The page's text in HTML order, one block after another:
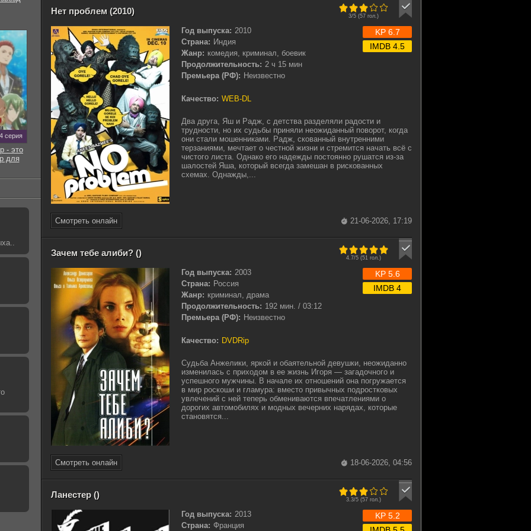
Нет проблем (2010)
3/5 (57 гол.)
Год выпуска: 2010
Страна: Индия
Жанр: комедия, криминал, боевик
Продолжительность: 2 ч 15 мин
Премьера (РФ): Неизвестно
Качество: WEB-DL
KP 6.7
IMDB 4.5
Два друга, Яш и Радж, с детства разделяли радости и
трудности, но их судьбы приняли неожиданный поворот, когда
они стали мошенниками. Радж, скованный внутренними
терзаниями, мечтает о честной жизни и стремится начать всё с
чистого листа. Однако его надежды постоянно рушатся из-за
шалостей Яша, который всегда замешан в рискованных
схемах. Однажды,...
Смотреть онлайн 21-06-2026, 17:19
Зачем тебе алиби? ()
4.7/5 (51 гол.)
Год выпуска: 2003
Страна: Россия
Жанр: криминал, драма
Продолжительность: 192 мин. / 03:12
Премьера (РФ): Неизвестно
Качество: DVDRip
KP 5.6
IMDB 4
Судьба Анжелики, яркой и обаятельной девушки, неожиданно
изменилась с приходом в ее жизнь Игоря — загадочного и
успешного мужчины. В начале их отношений она погружается
в мир роскоши и гламура: вместо привычных подростковых
увлечений с ней теперь обмениваются впечатлениями о
дорогих автомобилях и модных вечерних нарядах, которые
становятся...
Смотреть онлайн 18-06-2026, 04:56
Ланестер ()
3.3/5 (57 гол.)
Год выпуска: 2013
Страна: Франция
KP 5.2
серия
- это
для